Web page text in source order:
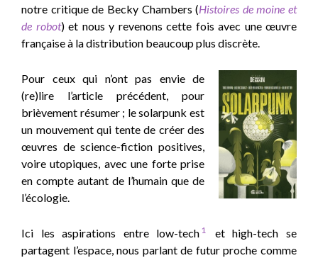
notre critique de Becky Chambers (Histoires de moine et
de robot) et nous y revenons cette fois avec une œuvre
française à la distribution beaucoup plus discrète.
Pour ceux qui n’ont pas envie de
(re)lire l’article précédent, pour
brièvement résumer ; le solarpunk est
un mouvement qui tente de créer des
œuvres de science-fiction positives,
voire utopiques, avec une forte prise
en compte autant de l’humain que de
l’écologie.
Ici les aspirations entre low-tech 1
et high-tech se
partagent l’espace, nous parlant de futur proche comme